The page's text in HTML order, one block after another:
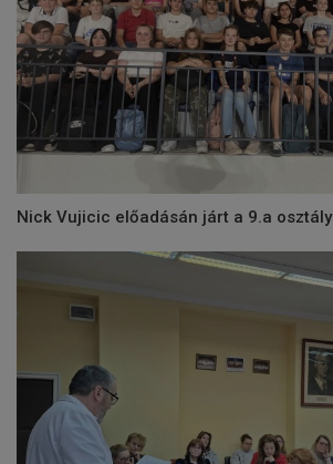
Nick Vujicic előadásán járt a 9.a osztály